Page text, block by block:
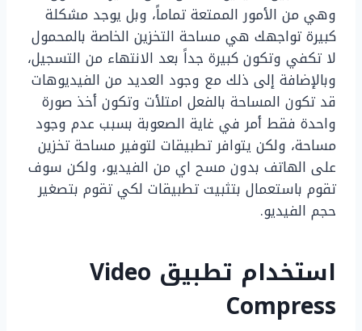
وهي من الأمور الممتعة تماماً، وبل يوجد مشكلة
كبيرة تواجهك هي مساحة التخزين الخاصة بالمحمول
لا تكفي وتكون كبيرة جداً بعد الانتهاء من التسجيل،
وبالإضافة إلى ذلك مع وجود العديد من الفيديوهات
قد تكون المساحة بالفعل امتلأت وتكون أخذ صورة
واحدة فقط أمر في غاية الصعوبة بسبب عدم وجود
مساحة، ولكن يتوافر تطبيقات لتوفير مساحة تخزين
على الهاتف بدون مسح اي من الفيديو، ولكن سوف
تقوم باستعمال بتثبيت تطبيقات لكي تقوم بتصغير
حجم الفيديو.
استخدام تطبيق Video
Compress